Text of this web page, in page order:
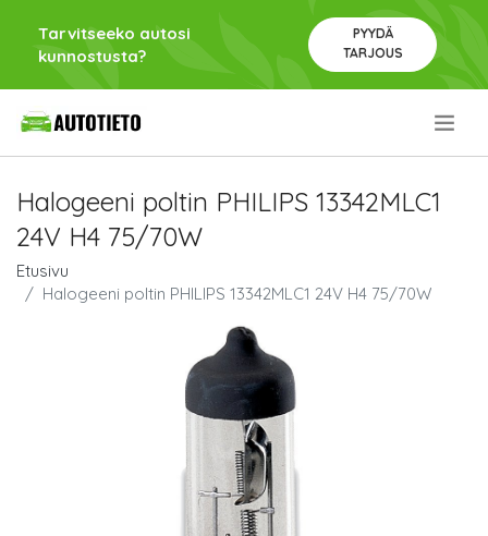
Tarvitseeko autosi
kunnostusta?
PYYDÄ
TARJOUS
Halogeeni poltin PHILIPS 13342MLC1
24V H4 75/70W
Etusivu
Halogeeni poltin PHILIPS 13342MLC1 24V H4 75/70W